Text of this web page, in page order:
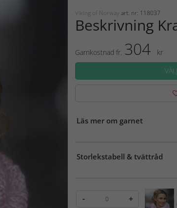
Viking of Norway art. nr: 118037
Beskrivning
Garnkostnad fr. 304
kr
Läs mer om garnet
Storlekstabell & tvättråd
- +